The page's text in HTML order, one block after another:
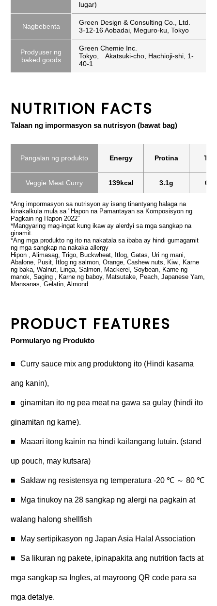
lugar)
Nagbebenta
Green Design & Consulting Co., Ltd.
3-12-16 Aobadai, Meguro-ku, Tokyo
Prodyuser ng
baked goods
Green Chemie Inc.
Tokyo, Akatsuki-cho, Hachioji-shi, 1-
40-1
NUTRITION FACTS
Talaan ng impormasyon sa nutrisyon (bawat bag)
Pangalan ng produkto Energy Protina
Veggie Meat Curry 139kcal 3.1g
*Ang impormasyon sa nutrisyon ay isang tinantyang halaga na
kinakalkula mula sa "Hapon na Pamantayan sa Komposisyon ng
Pagkain ng Hapon 2022"
*Mangyaring mag-ingat kung ikaw ay alerdyi sa mga sangkap na
ginamit.
*Ang mga produkto ng ito na nakatala sa ibaba ay hindi gumagamit
ng mga sangkap na nakaka allergy
Hipon , Alimasag, Trigo, Buckwheat, Itlog, Gatas, Uri ng mani,
Abalone, Pusit, Itlog ng salmon, Orange, Cashew nuts, Kiwi, Karne
ng baka, Walnut, Linga, Salmon, Mackerel, Soybean, Karne ng
manok, Saging , Karne ng baboy, Matsutake, Peach, Japanese Yam,
Mansanas, Gelatin, Almond
PRODUCT FEATURES
Pormularyo ng Produkto
Curry sauce mix ang produktong ito (Hindi kasama
ang kanin),
ginamitan ito ng pea meat na gawa sa gulay (hindi ito
ginamitan ng karne).
Maaari itong kainin na hindi kailangang lutuin. (stand
up pouch, may kutsara)
Saklaw ng resistensya ng temperatura -20 ℃ ～ 80 ℃
Mga tinukoy na 28 sangkap ng alergi na pagkain at
walang halong shellfish
May sertipikasyon ng Japan Asia Halal Association
Sa likuran ng pakete, ipinapakita ang nutrition facts at
mga sangkap sa Ingles, at mayroong QR code para sa
mga detalye.